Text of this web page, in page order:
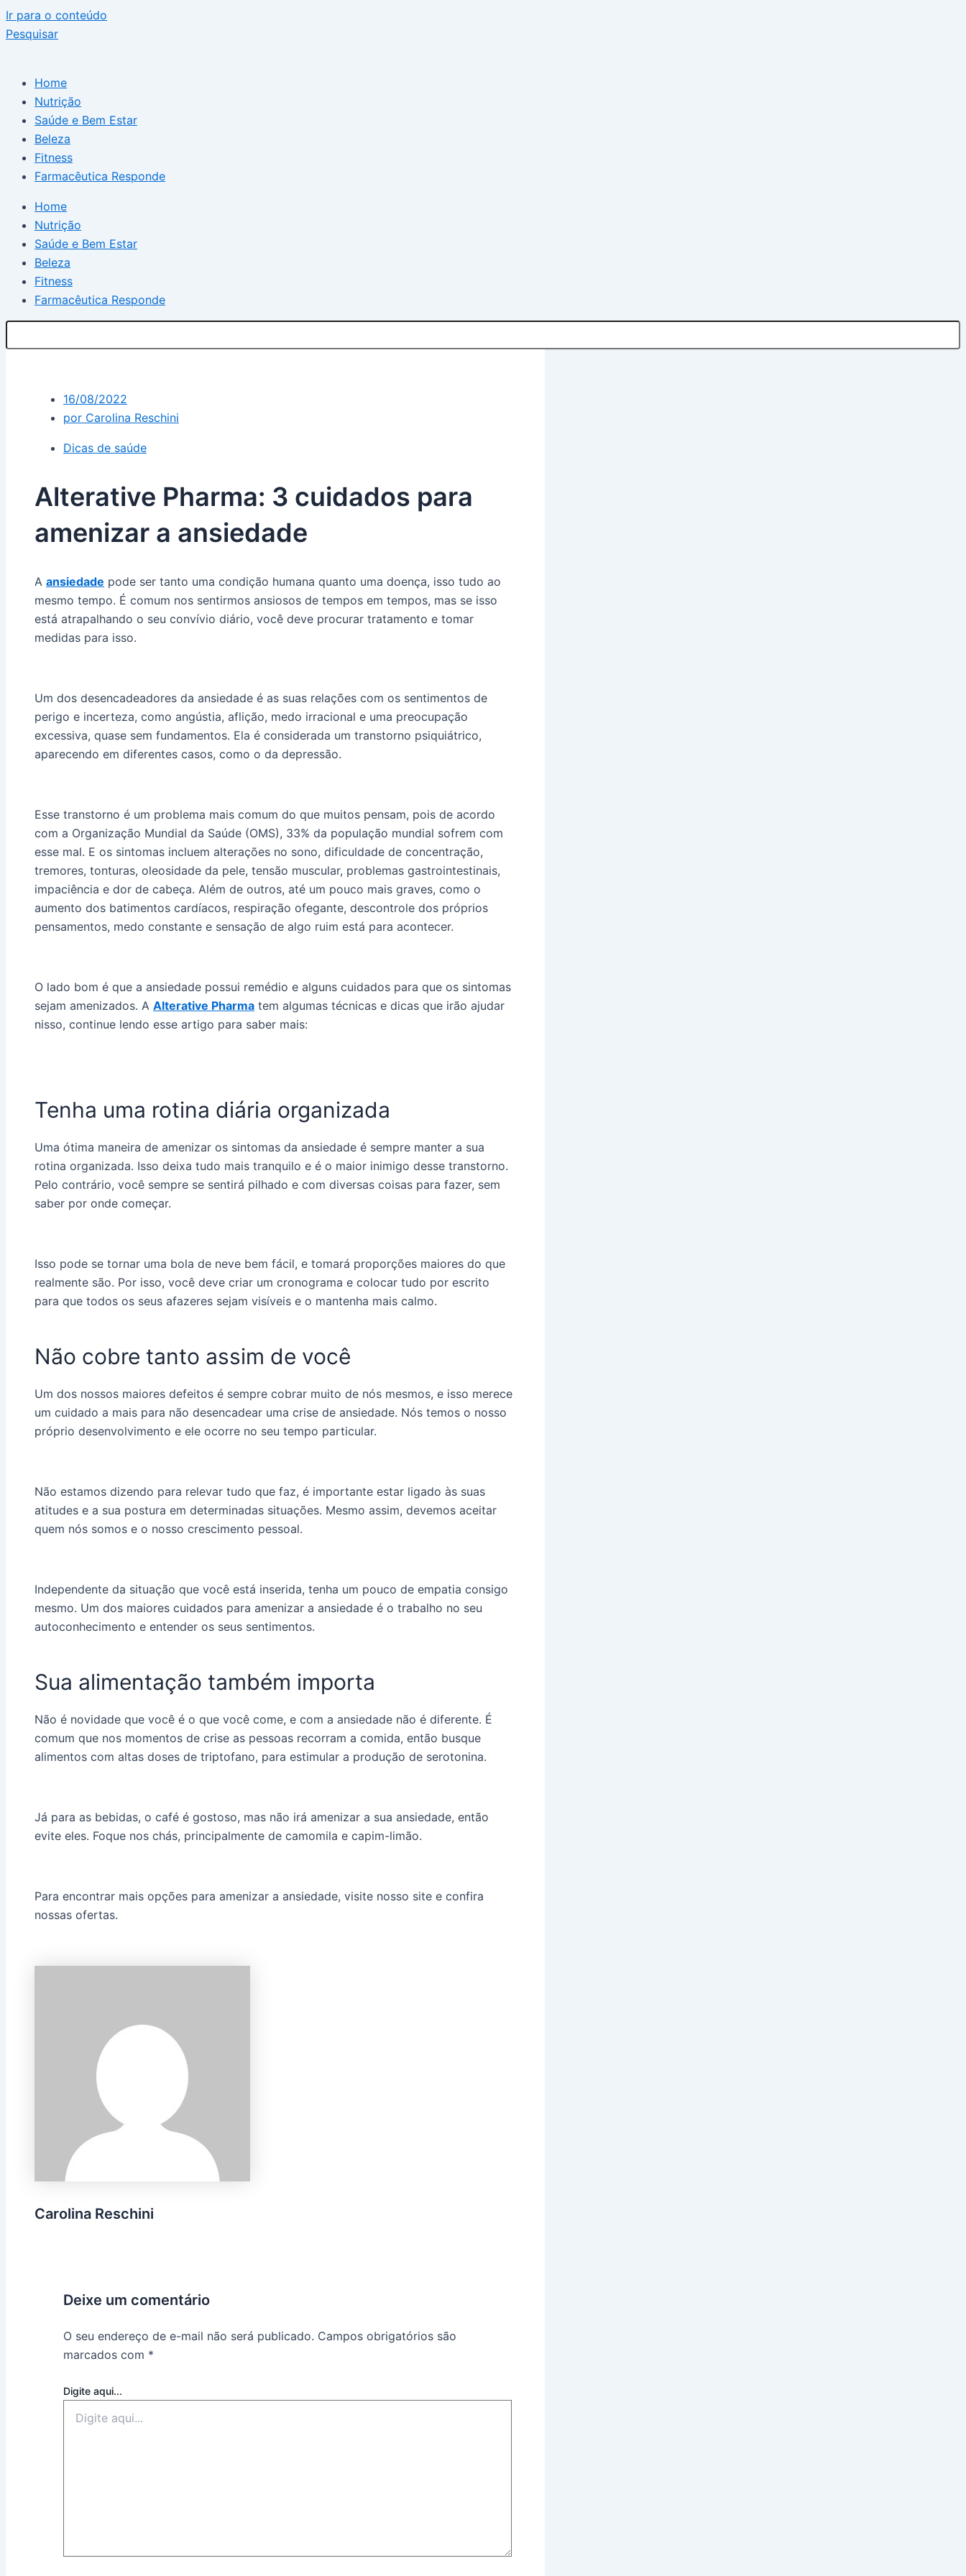
Ir para o conteúdo
Pesquisar
Home
Nutrição
Saúde e Bem Estar
Beleza
Fitness
Farmacêutica Responde
Home
Nutrição
Saúde e Bem Estar
Beleza
Fitness
Farmacêutica Responde
16/08/2022
por Carolina Reschini
Dicas de saúde
Alterative Pharma: 3 cuidados para
amenizar a ansiedade
A ansiedade pode ser tanto uma condição humana quanto uma doença, isso tudo ao
mesmo tempo. É comum nos sentirmos ansiosos de tempos em tempos, mas se isso
está atrapalhando o seu convívio diário, você deve procurar tratamento e tomar
medidas para isso.
Um dos desencadeadores da ansiedade é as suas relações com os sentimentos de
perigo e incerteza, como angústia, aflição, medo irracional e uma preocupação
excessiva, quase sem fundamentos. Ela é considerada um transtorno psiquiátrico,
aparecendo em diferentes casos, como o da depressão.
Esse transtorno é um problema mais comum do que muitos pensam, pois de acordo
com a Organização Mundial da Saúde (OMS), 33% da população mundial sofrem com
esse mal. E os sintomas incluem alterações no sono, dificuldade de concentração,
tremores, tonturas, oleosidade da pele, tensão muscular, problemas gastrointestinais,
impaciência e dor de cabeça. Além de outros, até um pouco mais graves, como o
aumento dos batimentos cardíacos, respiração ofegante, descontrole dos próprios
pensamentos, medo constante e sensação de algo ruim está para acontecer.
O lado bom é que a ansiedade possui remédio e alguns cuidados para que os sintomas
sejam amenizados. A Alterative Pharma tem algumas técnicas e dicas que irão ajudar
nisso, continue lendo esse artigo para saber mais:
Tenha uma rotina diária organizada
Uma ótima maneira de amenizar os sintomas da ansiedade é sempre manter a sua
rotina organizada. Isso deixa tudo mais tranquilo e é o maior inimigo desse transtorno.
Pelo contrário, você sempre se sentirá pilhado e com diversas coisas para fazer, sem
saber por onde começar.
Isso pode se tornar uma bola de neve bem fácil, e tomará proporções maiores do que
realmente são. Por isso, você deve criar um cronograma e colocar tudo por escrito
para que todos os seus afazeres sejam visíveis e o mantenha mais calmo.
Não cobre tanto assim de você
Um dos nossos maiores defeitos é sempre cobrar muito de nós mesmos, e isso merece
um cuidado a mais para não desencadear uma crise de ansiedade. Nós temos o nosso
próprio desenvolvimento e ele ocorre no seu tempo particular.
Não estamos dizendo para relevar tudo que faz, é importante estar ligado às suas
atitudes e a sua postura em determinadas situações. Mesmo assim, devemos aceitar
quem nós somos e o nosso crescimento pessoal.
Independente da situação que você está inserida, tenha um pouco de empatia consigo
mesmo. Um dos maiores cuidados para amenizar a ansiedade é o trabalho no seu
autoconhecimento e entender os seus sentimentos.
Sua alimentação também importa
Não é novidade que você é o que você come, e com a ansiedade não é diferente. É
comum que nos momentos de crise as pessoas recorram a comida, então busque
alimentos com altas doses de triptofano, para estimular a produção de serotonina.
Já para as bebidas, o café é gostoso, mas não irá amenizar a sua ansiedade, então
evite eles. Foque nos chás, principalmente de camomila e capim-limão.
Para encontrar mais opções para amenizar a ansiedade, visite nosso site e confira
nossas ofertas.
Carolina Reschini
Deixe um comentário
O seu endereço de e-mail não será publicado. Campos obrigatórios são
marcados com *
Digite aqui...